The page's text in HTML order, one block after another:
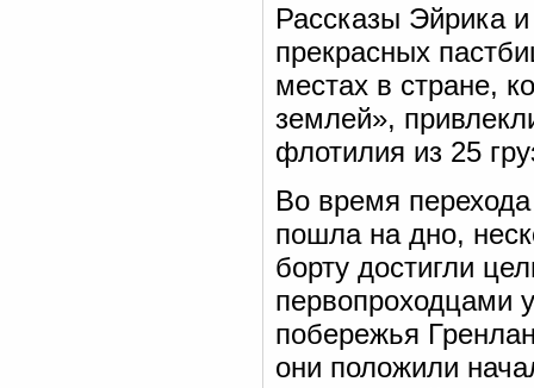
Рассказы Эйрика
прекрасных
местах в стране,
землей»,
флотилия из 25
Во время
пошла на дно,
борту достигли
первопроходцами
побережья
они положили